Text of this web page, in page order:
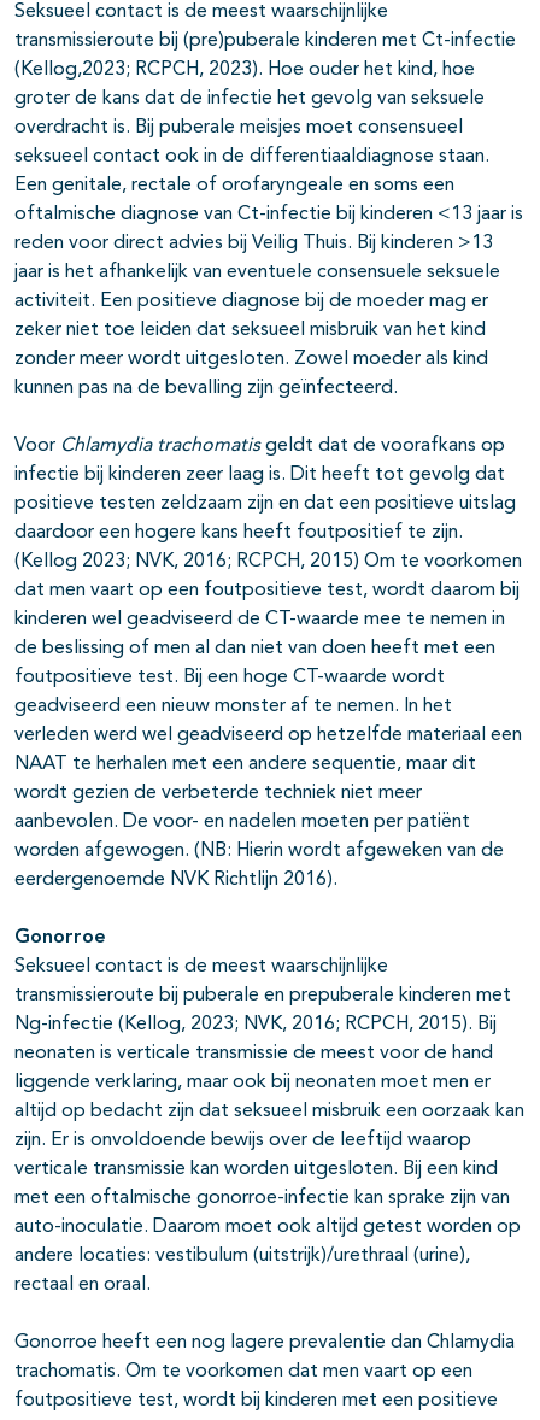
Seksueel contact is de meest waarschijnlijke
transmissieroute bij (pre)puberale kinderen met Ct-infectie
(Kellog,2023; RCPCH, 2023). Hoe ouder het kind, hoe
groter de kans dat de infectie het gevolg van seksuele
overdracht is. Bij puberale meisjes moet consensueel
seksueel contact ook in de differentiaaldiagnose staan.
Een genitale, rectale of orofaryngeale en soms een
oftalmische diagnose van Ct-infectie bij kinderen <13 jaar is
reden voor direct advies bij Veilig Thuis. Bij kinderen >13
jaar is het afhankelijk van eventuele consensuele seksuele
activiteit. Een positieve diagnose bij de moeder mag er
zeker niet toe leiden dat seksueel misbruik van het kind
zonder meer wordt uitgesloten. Zowel moeder als kind
kunnen pas na de bevalling zijn geïnfecteerd.
Voor Chlamydia trachomatisgeldt dat de voorafkans op
infectie bij kinderen zeer laag is. Dit heeft tot gevolg dat
positieve testen zeldzaam zijn en dat een positieve uitslag
daardoor een hogere kans heeft foutpositief te zijn.
(Kellog 2023; NVK, 2016; RCPCH, 2015) Om te voorkomen
dat men vaart op een foutpositieve test, wordt daarom bij
kinderen wel geadviseerd de CT-waarde mee te nemen in
de beslissing of men al dan niet van doen heeft met een
foutpositieve test. Bij een hoge CT-waarde wordt
geadviseerd een nieuw monster af te nemen. In het
verleden werd wel geadviseerd op hetzelfde materiaal een
NAAT te herhalen met een andere sequentie, maar dit
wordt gezien de verbeterde techniek niet meer
aanbevolen. De voor- en nadelen moeten per patiënt
worden afgewogen. (NB: Hierin wordt afgeweken van de
eerdergenoemde NVK Richtlijn 2016).
Gonorroe
Seksueel contact is de meest waarschijnlijke
transmissieroute bij puberale en prepuberale kinderen met
Ng-infectie (Kellog, 2023; NVK, 2016; RCPCH, 2015). Bij
neonaten is verticale transmissie de meest voor de hand
liggende verklaring, maar ook bij neonaten moet men er
altijd op bedacht zijn dat seksueel misbruik een oorzaak kan
zijn. Er is onvoldoende bewijs over de leeftijd waarop
verticale transmissie kan worden uitgesloten. Bij een kind
met een oftalmische gonorroe-infectie kan sprake zijn van
auto-inoculatie. Daarom moet ook altijd getest worden op
andere locaties: vestibulum (uitstrijk)/urethraal (urine),
rectaal en oraal.
Gonorroe heeft een nog lagere prevalentie dan Chlamydia
trachomatis. Om te voorkomen dat men vaart op een
foutpositieve test, wordt bij kinderen met een positieve